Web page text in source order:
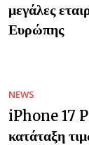
μεγάλες
Ευρώπης
NEWS
iPhone 17
κατάταξη